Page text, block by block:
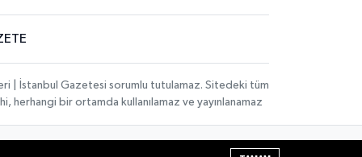
| İstanbul Gazetesi sorumlu tutulamaz. Sitedeki tüm
herhangi bir ortamda kullanılamaz ve yayınlanamaz
| Copyright © 2026